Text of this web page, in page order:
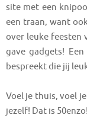
site met een
een traan, want
over leuke feesten
gave gadgets!
bespreekt die jij
Voel je thuis, voel
jezelf! Dat is 50enzo!